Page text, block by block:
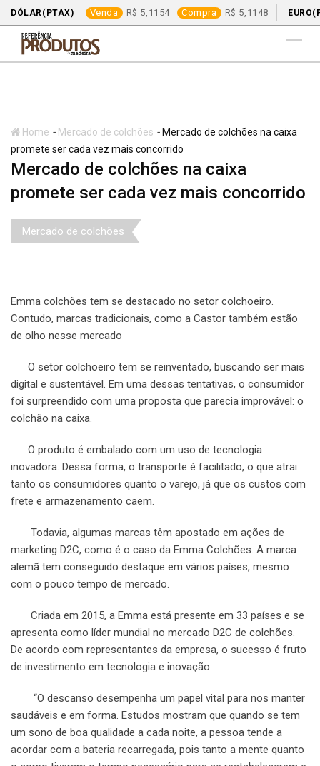
DÓLAR(PTAX) Venda 5,1154 Compra 5,1148
Home - Mercado de colchões - Mercado de colchões na caixa
promete ser cada vez mais concorrido
Mercado de colchões na caixa
promete ser cada vez mais concorrido
Mercado de colchões
Emma colchões tem se destacado no setor colchoeiro.
Contudo, marcas tradicionais, como a Castor também estão
de olho nesse mercado
O setor colchoeiro tem se reinventado, buscando ser mais
digital e sustentável. Em uma dessas tentativas, o consumidor
foi surpreendido com uma proposta que parecia improvável: o
colchão na caixa.
O produto é embalado com um uso de tecnologia
inovadora. Dessa forma, o transporte é facilitado, o que atrai
tanto os consumidores quanto o varejo, já que os custos com
frete e armazenamento caem.
Todavia, algumas marcas têm apostado em ações de
marketing D2C, como é o caso da Emma Colchões. A marca
alemã tem conseguido destaque em vários países, mesmo
com o pouco tempo de mercado.
Criada em 2015, a Emma está presente em 33 países e se
apresenta como líder mundial no mercado D2C de colchões.
De acordo com representantes da empresa, o sucesso é fruto
de investimento em tecnologia e inovação.
“O descanso desempenha um papel vital para nos manter
saudáveis e em forma. Estudos mostram que quando se tem
um sono de boa qualidade a cada noite, a pessoa tende a
acordar com a bateria recarregada, pois tanto a mente quanto